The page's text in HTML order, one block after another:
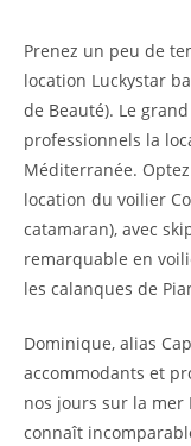
Prenez un peu de
location Luckystar
de Beauté). Le
professionnels la
Méditerranée.
location du voilier
catamaran), avec
remarquable en
les calanques de
Dominique, alias
accommodants et
nos jours sur la mer
connaît